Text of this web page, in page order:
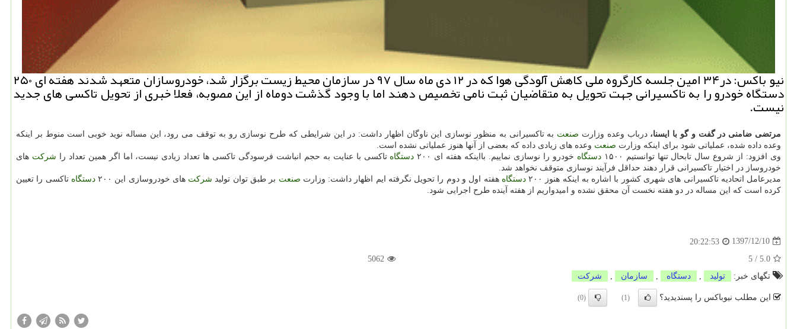
نیو باكس: در۳۴ امین جلسه كارگروه ملی كاهش آلودگی هوا كه در ۱۲ دی ماه سال ۹۷ در سازمان محیط زیست برگزار شد، خودروسازان متعهد شدند هفته ای ۲۵۰
دستگاه خودرو را به تاكسیرانی جهت تحویل به متقاضیان ثبت نامی تخصیص دهند اما با وجود گذشت دوماه از این مصوبه، فعلا خبری از تحویل تاكسی های جدید
نیست.
مرتضی ضامنی در گفت و گو با ایسنا،درباب وعده وزارت صنعت به تاكسیرانی به منظور نوسازی این ناوگان اظهار داشت: در این شرایطی كه طرح نوسازی رو به توقف می رود، این مساله نوید خوبی است منوط بر اینكه
وعده داده شده، عملیاتی شود برای اینكه وزارت صنعت وعده های زیادی داده كه بعضی از آنها هنوز عملیاتی نشده است.
وی افزود: از شروع سال تابحال تنها توانستیم ۱۵۰۰
دستگاه خودرو را نوسازی نماییم. بااینكه هفته ای ۲۰۰ دستگاه تاكسی با عنایت به حجم انباشت فرسودگی تاكسی ها تعداد زیادی نیست، اما اگر همین تعداد را شركت های
خودروساز در اختیار تاكسیرانی قرار دهند حداقل فرآیند نوسازی متوقف نخواهد شد.
مدیرعامل اتحادیه تاكسیرانی های شهری كشور با اشاره به اینكه هنوز ۲۰۰
دستگاه هفته اول و دوم را تحویل نگرفته ایم اظهار داشت: وزارت صنعت بر طبق توان تولید شركت های خودروسازی این ۲۰۰ دستگاه تاكسی را تعیین
كرده است كه این مساله در دو هفته نخست آن محقق نشده و امیدواریم از هفته آینده طرح اجرایی شود.
1397/12/10
20:22:53
5.0
/
5
5062
تگهای خبر:
تولید دستگاه سازمان شركت
این مطلب نیوباکس را پسندیدید؟ (1)
(0)